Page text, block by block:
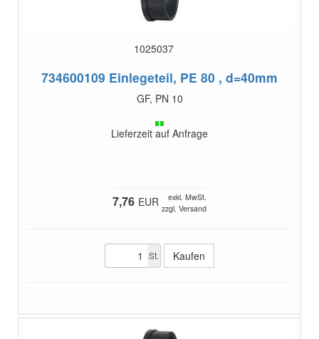
1025037
734600109 Einlegeteil, PE 80 , d=40mm
GF, PN 10
Lieferzeit auf Anfrage
7,76 EUR
exkl. MwSt.
zzgl. Versand
St.